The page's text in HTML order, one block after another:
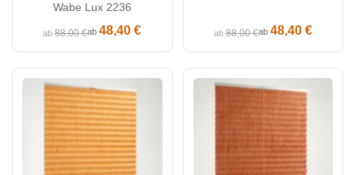
Wabe Lux 2236
ab88,00 €ab48,40 € ab88,00 €ab 48,40 €